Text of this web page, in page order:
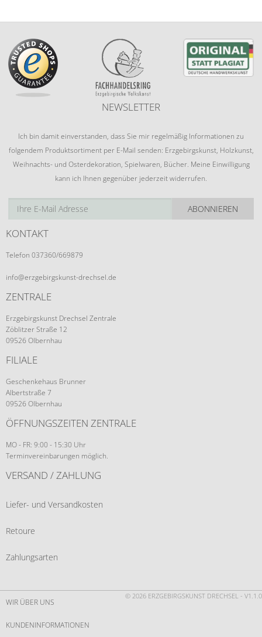
NEWSLETTER
Ich bin damit einverstanden, dass Sie mir regelmäßig Informationen zu
folgendem Produktsortiment per E-Mail senden: Erzgebirgskunst, Holzkunst,
Weihnachts- und Osterdekoration, Spielwaren, Bücher. Meine Einwilligung
kann ich Ihnen gegenüber jederzeit widerrufen.
ABONNIEREN
KONTAKT
Telefon 037360/669879
info@erzgebirgskunst-drechsel.de
ZENTRALE
Erzgebirgskunst Drechsel Zentrale
Zöblitzer Straße 12
09526 Olbernhau
FILIALE
Geschenkehaus Brunner
Albertstraße 7
09526 Olbernhau
ÖFFNUNGSZEITEN ZENTRALE
MO - FR: 9:00 - 15:30 Uhr
Terminvereinbarungen möglich.
VERSAND / ZAHLUNG
Liefer- und Versandkosten
Retoure
Zahlungsarten
© 2026 ERZGEBIRGSKUNST DRECHSEL - V1.1.0
WIR ÜBER UNS
KUNDENINFORMATIONEN